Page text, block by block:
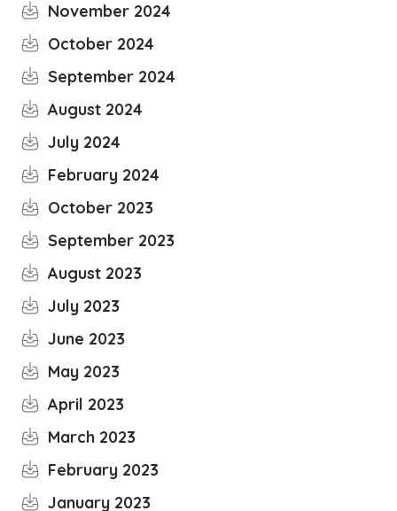
November 2024
October 2024
September 2024
August 2024
July 2024
February 2024
October 2023
September 2023
August 2023
July 2023
June 2023
May 2023
April 2023
March 2023
February 2023
January 2023